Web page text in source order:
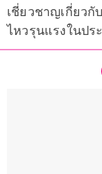
เชี่ยวชาญเกี่ยวกั
ไหวรุนแรงในปร